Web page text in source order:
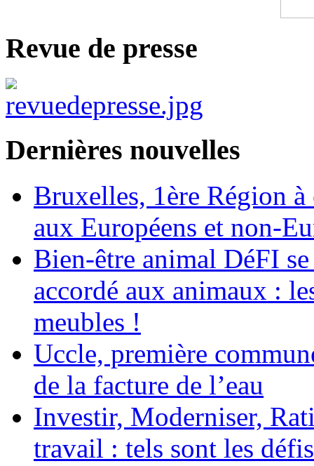
Revue de presse
Dernières nouvelles
Bruxelles, 1ère Région
aux Européens et non-
Bien-être animal DéFI
accordé aux animaux :
meubles !
Uccle, première
de la facture de l’eau
Investir, Moderniser,
travail : tels sont les